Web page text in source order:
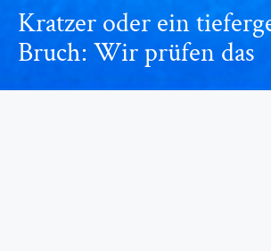
Kratzer oder ein
Bruch: Wir prüfen das